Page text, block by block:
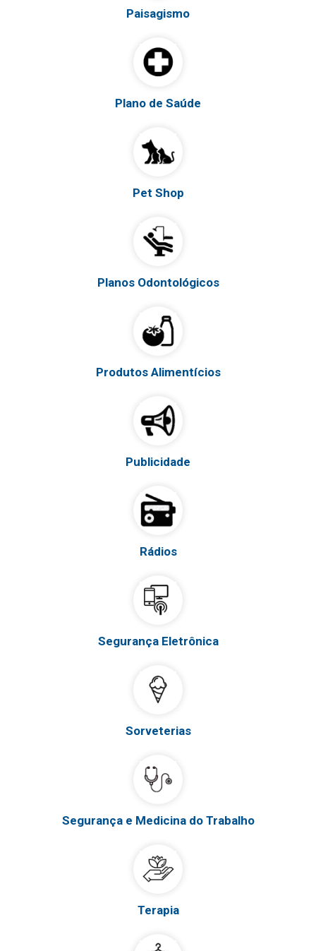
Paisagismo
Plano de Saúde
Pet Shop
Planos Odontológicos
Produtos Alimentícios
Publicidade
Rádios
Segurança Eletrônica
Sorveterias
Segurança e Medicina do Trabalho
Terapia